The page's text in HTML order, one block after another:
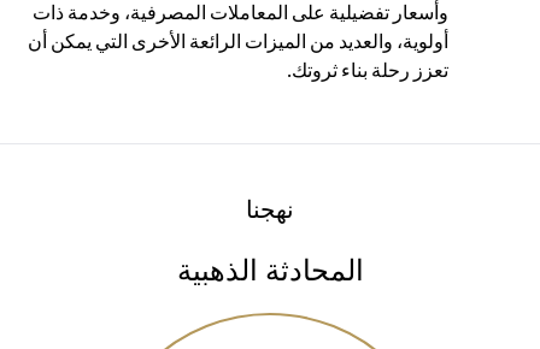
وأسعار تفضيلية على المعاملات المصرفية، وخدمة ذات
أولوية، والعديد من الميزات الرائعة الأخرى التي يمكن أن
تعزز رحلة بناء ثروتك.
نهجنا
المحادثة الذهبية